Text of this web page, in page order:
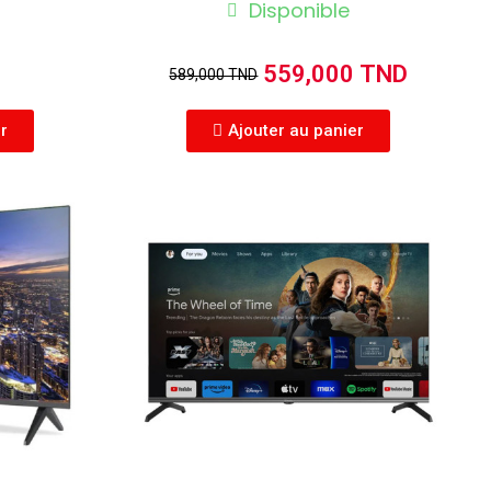
Disponible
589,000 TND 559,000 TND
Ajouter au panier